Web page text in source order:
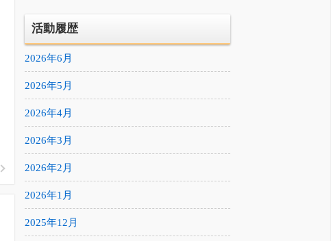
活動履歴
2026年6月
2026年5月
2026年4月
2026年3月
2026年2月
2026年1月
2025年12月